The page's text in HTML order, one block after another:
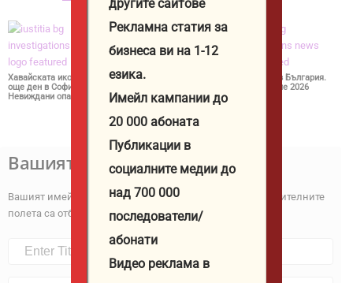
Хавайската икона остава
още ден в София.
Невиждани опашки 2026
Почитаме воинът, който
Не ходете в гората 2026
Огнен пояс в България.
Опасно време 2026
Вашият коментар
Вашият имейл адрес няма да бъде публикуван.
Задължителните
полета са отбелязани с*
другите сайтове
Рекламна статия за
бизнеса ви на 1-12
езика.
Имейл кампании до
20 000 абоната
Публикации в
социалните медии до
над 700 000
последователи/
абонати
Видео реклама в